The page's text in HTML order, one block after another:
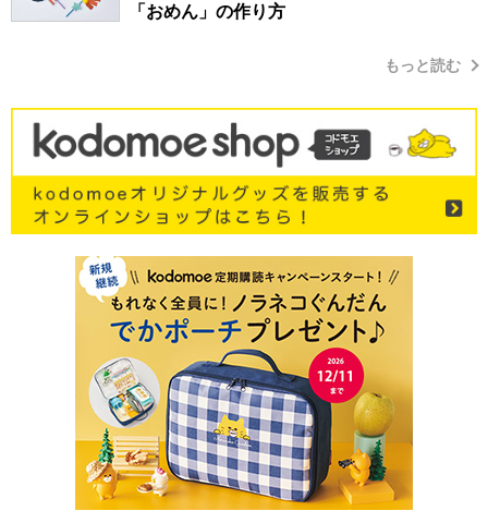
「おめん」の作り方
もっと読む